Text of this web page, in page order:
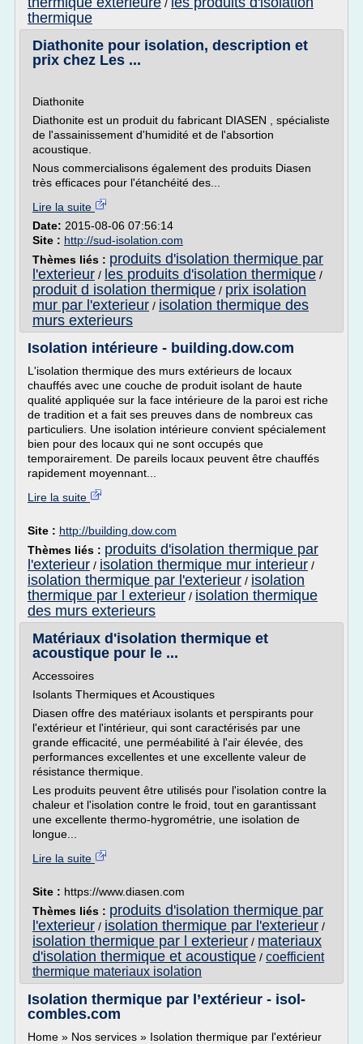
/
thermique
Diathonite pour isolation, description et
prix chez Les ...
Diathonite
Diathonite est un produit du fabricant DIASEN , spécialiste
de l'assainissement d'humidité et de l'absortion
acoustique.
Nous commercialisons également des produits Diasen
très efficaces pour l'étanchéité des...
Lire la suite
Date: 2015-08-06 07:56:14
Site : http://sud-isolation.com
Thèmes liés : produits d'isolation thermique par
l'exterieur / les produits d'isolation thermique /
produit d isolation thermique / prix isolation
mur par l'exterieur / isolation thermique des
murs exterieurs
Isolation intérieure - building.dow.com
L'isolation thermique des murs extérieurs de locaux
chauffés avec une couche de produit isolant de haute
qualité appliquée sur la face intérieure de la paroi est riche
de tradition et a fait ses preuves dans de nombreux cas
particuliers. Une isolation intérieure convient spécialement
bien pour des locaux qui ne sont occupés que
temporairement. De pareils locaux peuvent être chauffés
rapidement moyennant...
Lire la suite
Site : http://building.dow.com
Thèmes liés : produits d'isolation thermique par
l'exterieur / isolation thermique mur interieur /
isolation thermique par l'exterieur / isolation
thermique par l exterieur / isolation thermique
des murs exterieurs
Matériaux d'isolation thermique et
acoustique pour le ...
Accessoires
Isolants Thermiques et Acoustiques
Diasen offre des matériaux isolants et perspirants pour
l'extérieur et l'intérieur, qui sont caractérisés par une
grande efficacité, une perméabilité à l'air élevée, des
performances excellentes et une excellente valeur de
résistance thermique.
Les produits peuvent être utilisés pour l'isolation contre la
chaleur et l'isolation contre le froid, tout en garantissant
une excellente thermo-hygrométrie, une isolation de
longue...
Lire la suite
Site : https://www.diasen.com
Thèmes liés : produits d'isolation thermique par
l'exterieur / isolation thermique par l'exterieur /
isolation thermique par l exterieur / materiaux
d'isolation thermique et acoustique / coefficient
thermique materiaux isolation
Isolation thermique par l’extérieur - isol-
combles.com
Home » Nos services » Isolation thermique par l'extérieur